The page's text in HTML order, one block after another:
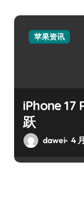
苹果资讯
iPhone 17
跃
dawei 4